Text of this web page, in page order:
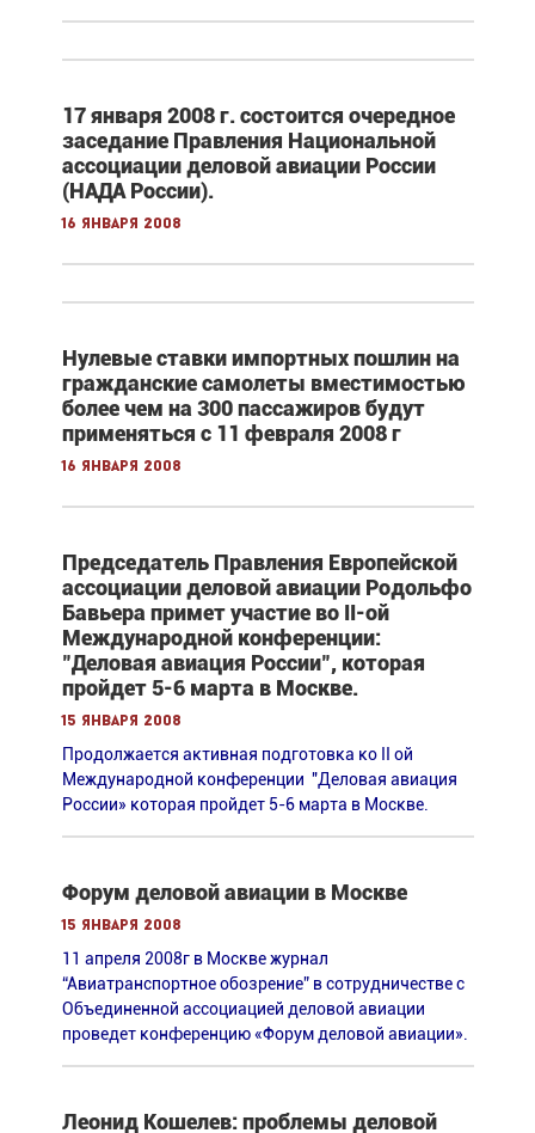
17 января 2008 г. состоится очередное
заседание Правления Национальной
ассоциации деловой авиации России
(НАДА России).
16 января 2008
Нулевые ставки импортных пошлин на
гражданские самолеты вместимостью
более чем на 300 пассажиров будут
применяться с 11 февраля 2008 г
16 января 2008
Председатель Правления Европейской
ассоциации деловой авиации Родольфо
Бавьера примет участие во II-ой
Международной конференции:
"Деловая авиация России", которая
пройдет 5-6 марта в Москве.
15 января 2008
Продолжается активная подготовка ко II ой
Международной конференции "Деловая авиация
России» которая пройдет 5-6 марта в Москве.
Форум деловой авиации в Москве
15 января 2008
11 апреля 2008г в Москве журнал
“Авиатранспортное обозрение” в сотрудничестве c
Объединенной ассоциацией деловой авиации
проведет конференцию «Форум деловой авиации».
Леонид Кошелев: проблемы деловой